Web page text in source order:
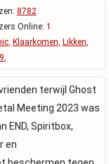
8782
Online: 1
, Klaarkomen, Likken,
,
terwijl Ghost
Meeting 2023 was
END, Spiritbox,
en